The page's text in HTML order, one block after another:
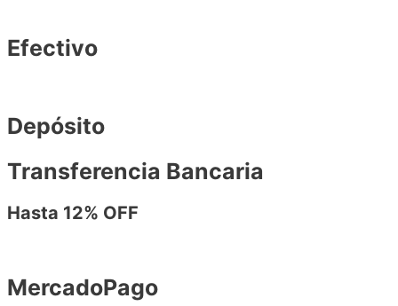
Efectivo
Depósito
Transferencia Bancaria
Hasta 12% OFF
MercadoPago